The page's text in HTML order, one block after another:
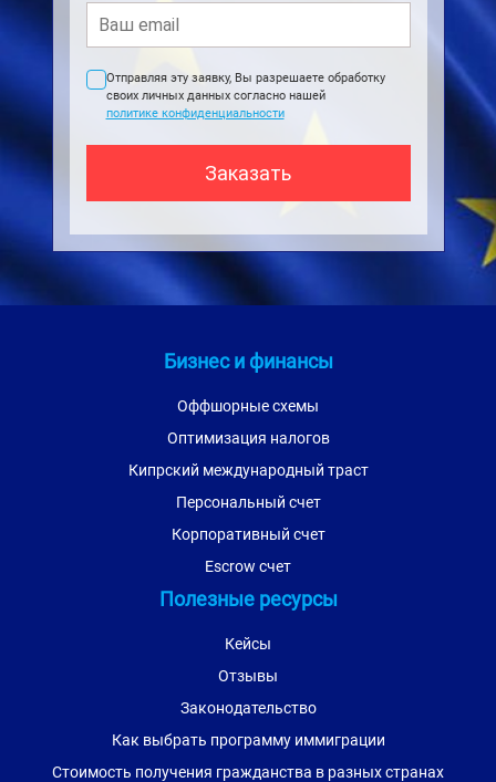
Отправляя эту заявку, Вы разрешаете обработку
своих личных данных согласно нашей
политике конфиденциальности
Бизнес и финансы
Оффшорные схемы
Оптимизация налогов
Кипрский международный траст
Персональный счет
Корпоративный счет
Escrow счет
Полезные ресурсы
Кейсы
Отзывы
Законодательство
Как выбрать программу иммиграции
Стоимость получения гражданства в разных странах